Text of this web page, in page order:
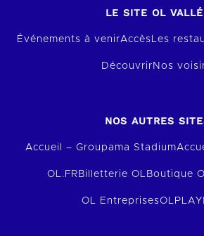
LE SITE OL
Événements à venirAccèsLes
Découvrir Nos
NOS AUTRES
Accueil – Groupama Stadium
OL.FR Billetterie OL Boutique
OL EntreprisesOLPLAY